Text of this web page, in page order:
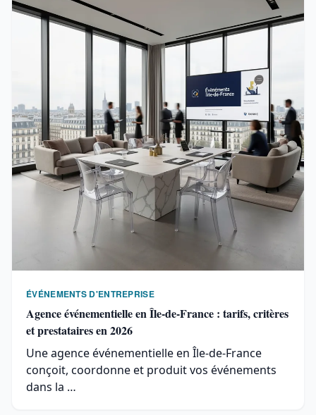
ÉVÉNEMENTS D'ENTREPRISE
Agence événementielle en Île-de-France : tarifs, critères
et prestataires en 2026
Une agence événementielle en Île-de-France
conçoit, coordonne et produit vos événements
dans la …